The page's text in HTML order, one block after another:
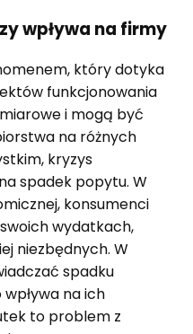
wpływa na firmy
który dotyka
funkcjonowania
i mogą być
na różnych
kryzys
spadek popytu. W
konsumenci
wydatkach,
niezbędnych. W
spadku
na ich
to problem z